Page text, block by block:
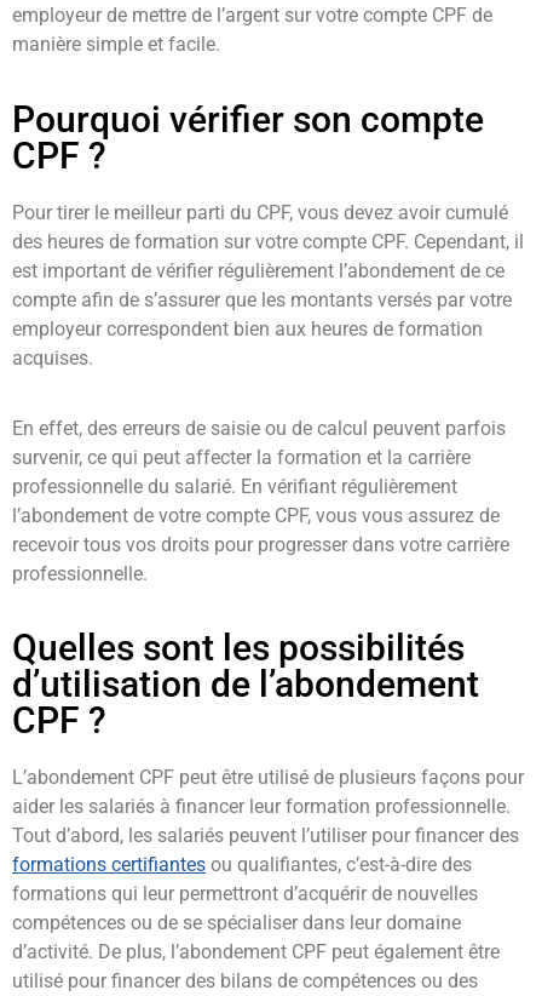
employeur de mettre de l’argent sur votre compte CPF de
manière simple et facile.
Pourquoi vérifier son compte
CPF ?
Pour tirer le meilleur parti du CPF, vous devez avoir cumulé
des heures de formation sur votre compte CPF. Cependant, il
est important de vérifier régulièrement l’abondement de ce
compte afin de s’assurer que les montants versés par votre
employeur correspondent bien aux heures de formation
acquises.
En effet, des erreurs de saisie ou de calcul peuvent parfois
survenir, ce qui peut affecter la formation et la carrière
professionnelle du salarié. En vérifiant régulièrement
l’abondement de votre compte CPF, vous vous assurez de
recevoir tous vos droits pour progresser dans votre carrière
professionnelle.
Quelles sont les possibilités
d’utilisation de l’abondement
CPF ?
L’abondement CPF peut être utilisé de plusieurs façons pour
aider les salariés à financer leur formation professionnelle.
Tout d’abord, les salariés peuvent l’utiliser pour financer des
formations certifiantes ou qualifiantes, c’est-à-dire des
formations qui leur permettront d’acquérir de nouvelles
compétences ou de se spécialiser dans leur domaine
d’activité. De plus, l’abondement CPF peut également être
utilisé pour financer des bilans de compétences ou des